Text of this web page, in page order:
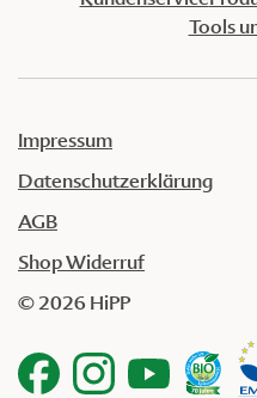
Tools
Impressum
Datenschutzerklärung
AGB
Shop Widerruf
© 2026 HiPP